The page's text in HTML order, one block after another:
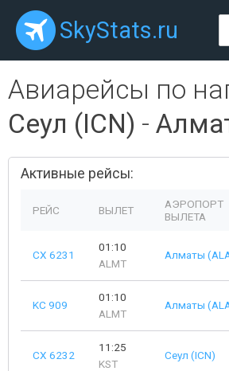
SkyStats.ru
Авиарейсы по
Сеул (ICN) -
Активные рейсы:
РЕЙС ВЫЛЕТ
АЭРОПОРТ
ВЫЛЕТА
CX 6231
01:10
ALMT
Алматы
KC 909
01:10
ALMT
Алматы
CX 6232
11:25
KST
Сеул (ICN)